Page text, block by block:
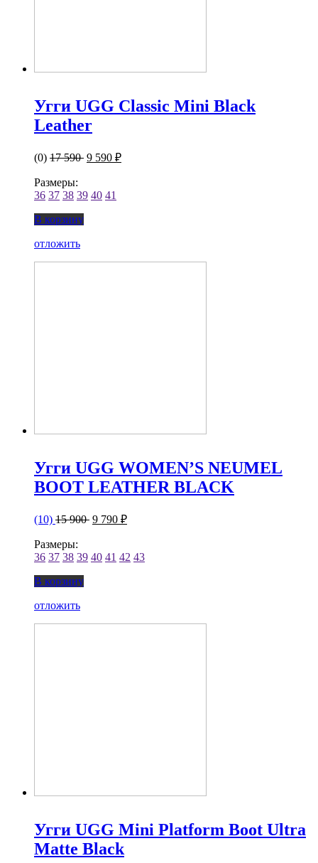
Угги UGG Classic Mini Black
Leather
(0) 17 590 9 590 ₽
Размеры:
36 37 38 39 40 41
В корзину
отложить
Угги UGG WOMEN’S NEUMEL
BOOT LEATHER BLACK
(10) 15 900 9 790 ₽
Размеры:
36 37 38 39 40 41 42 43
В корзину
отложить
Угги UGG Mini Platform Boot Ultra
Matte Black